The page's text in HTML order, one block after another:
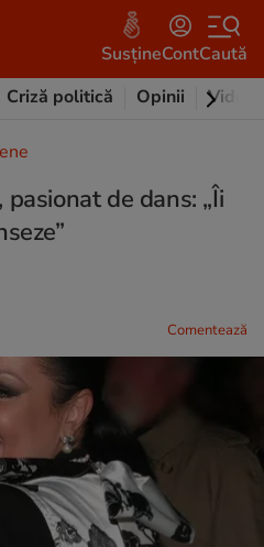
SusțineContCaută
Criză politică Opinii Video
de dans: „Îi
Comentează